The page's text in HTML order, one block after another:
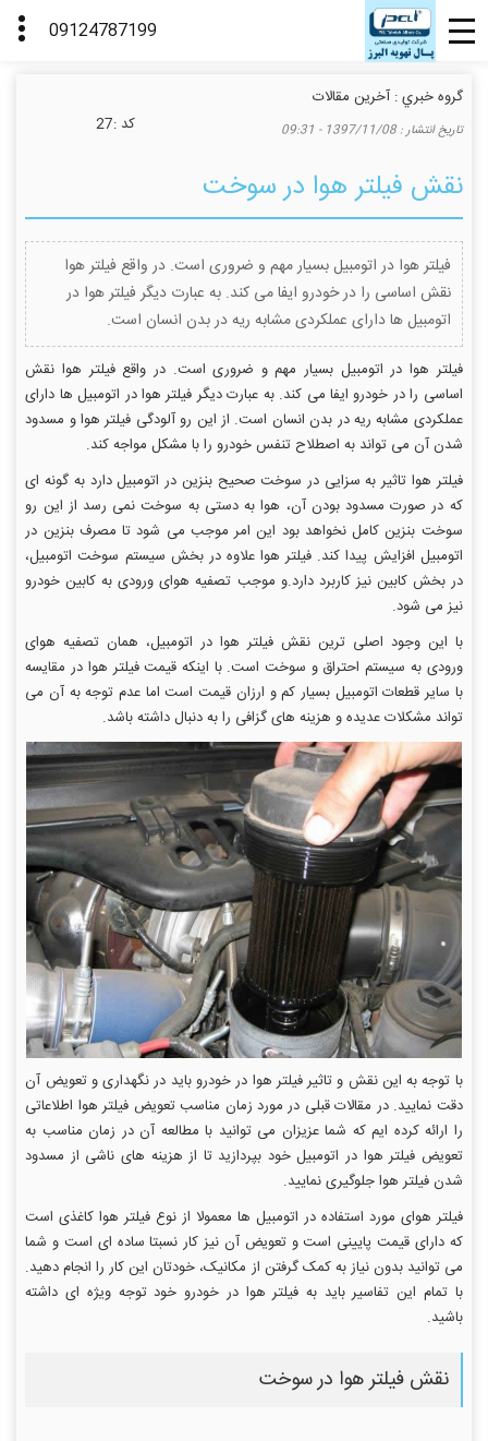
گروه خبري :آخرین مقالات
تاريخ انتشار :1397/11/08 - 09:31 كد :27
نقش فیلتر هوا در سوخت
فیلتر هوا در اتومبیل بسیار مهم و ضروری است. در واقع فیلتر هوا
نقش اساسی را در خودرو ایفا می کند. به عبارت دیگر فیلتر هوا در
اتومبیل ها دارای عملکردی مشابه ریه در بدن انسان است.
فیلتر هوا در اتومبیل بسیار مهم و ضروری است. در واقع فیلتر هوا نقش
اساسی را در خودرو ایفا می کند. به عبارت دیگر فیلتر هوا در اتومبیل ها دارای
عملکردی مشابه ریه در بدن انسان است. از این رو آلودگی فیلتر هوا و مسدود
شدن آن می تواند به اصطلاح تنفس خودرو را با مشکل مواجه کند.
فیلتر هوا تاثیر به سزایی در سوخت صحیح بنزین در اتومبیل دارد به گونه ای
که در صورت مسدود بودن آن، هوا به دستی به سوخت نمی رسد از این رو
سوخت بنزین کامل نخواهد بود این امر موجب می شود تا مصرف بنزین در
اتومبیل افزایش پیدا کند. فیلتر هوا علاوه در بخش سیستم سوخت اتومبیل،
در بخش کابین نیز کاربرد دارد.و موجب تصفیه هوای ورودی به کابین خودرو
نیز می شود.
با این وجود اصلی ترین نقش فیلتر هوا در اتومبیل، همان تصفیه هوای
ورودی به سیستم احتراق و سوخت است. با اینکه قیمت فیلتر هوا در مقایسه
با سایر قطعات اتومبیل بسیار کم و ارزان قیمت است اما عدم توجه به آن می
تواند مشکلات عدیده و هزینه های گزافی را به دنبال داشته باشد.
با توجه به این نقش و تاثیر فیلتر هوا در خودرو باید در نگهداری و تعویض آن
دقت نمایید. در مقالات قبلی در مورد زمان مناسب تعویض فیلتر هوا اطلاعاتی
را ارائه کرده ایم که شما عزیزان می توانید با مطالعه آن در زمان مناسب به
تعویض فیلتر هوا در اتومبیل خود بپردازید تا از هزینه های ناشی از مسدود
شدن فیلتر هوا جلوگیری نمایید.
فیلتر هوای مورد استفاده در اتومبیل ها معمولا از نوع فیلتر هوا کاغذی است
که دارای قیمت پایینی است و تعویض آن نیز کار نسبتا ساده ای است و شما
می توانید بدون نیاز به کمک گرفتن از مکانیک، خودتان این کار را انجام دهید.
با تمام این تفاسیر باید به فیلتر هوا در خودرو خود توجه ویژه ای داشته
باشید.
نقش فیلتر هوا در سوخت